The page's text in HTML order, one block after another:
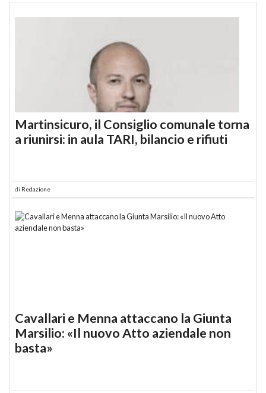
Martinsicuro, il Consiglio comunale torna
a riunirsi: in aula TARI, bilancio e rifiuti
di Redazione
Cavallari e Menna attaccano la Giunta
Marsilio: «Il nuovo Atto aziendale non
basta»